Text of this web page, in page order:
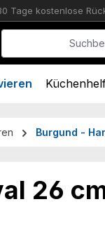
Tage kostenlose
Burgund -
26